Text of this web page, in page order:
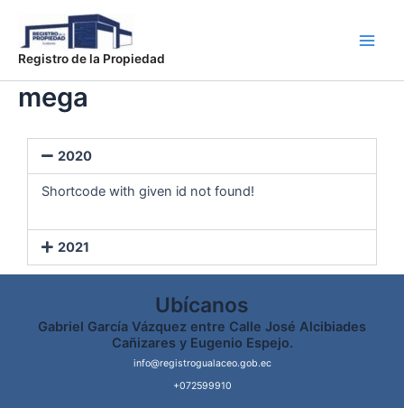
contenido
Registro de la Propiedad
mega
2020
Shortcode with given id not found!
2021
Ubícanos
Gabriel García Vázquez entre Calle José Alcibiades
Cañizares y Eugenio Espejo.
info@registrogualaceo.gob.ec
+072599910